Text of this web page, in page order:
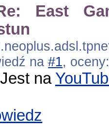
East
na#1,
Jest na